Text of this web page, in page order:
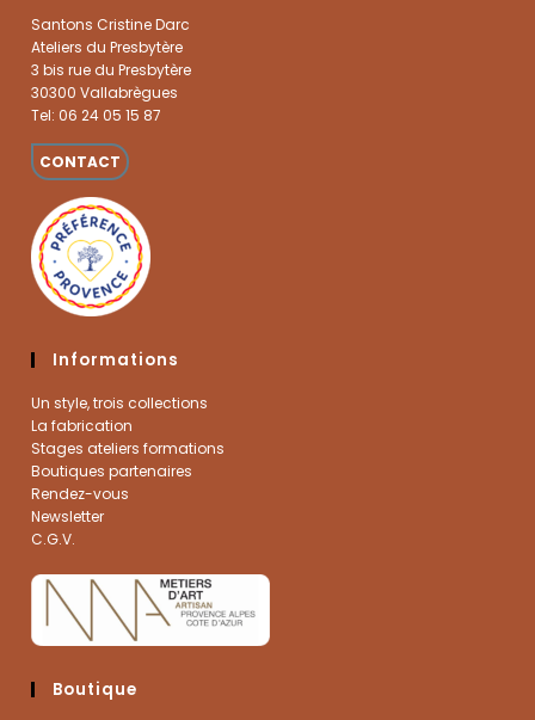
Santons Cristine Darc
Ateliers du Presbytère
3 bis rue du Presbytère
30300 Vallabrègues
Tel: 06 24 05 15 87
CONTACT
Informations
Un style, trois collections
La fabrication
Stages ateliers formations
Boutiques partenaires
Rendez-vous
Newsletter
C.G.V.
Boutique